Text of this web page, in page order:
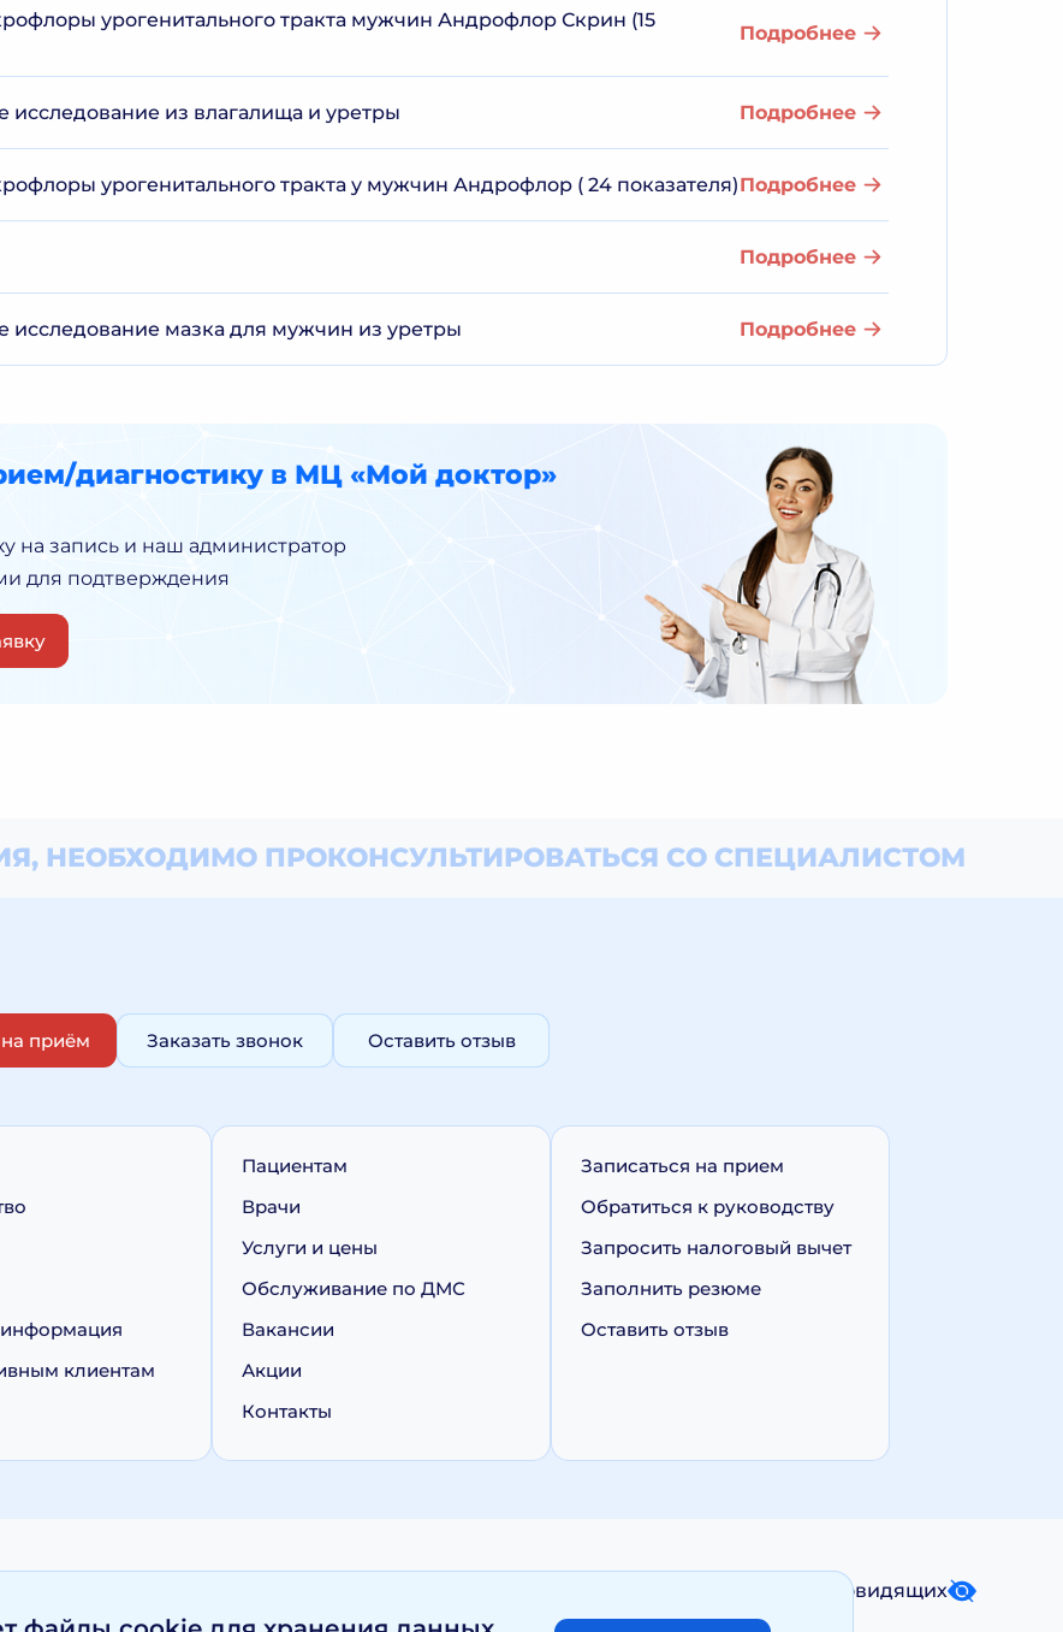
урогенитального тракта мужчин Андрофлор Скрин (15
Подробнее
исследование из влагалища и уретры Подробнее
урогенитального тракта у мужчин Андрофлор ( 24 показателя)Подробнее
Подробнее
исследование мазка для мужчин из уретры Подробнее
диагностику в МЦ «Мой доктор»
на запись и наш администратор
для подтверждения
НЕОБХОДИМОПРОКОНСУЛЬТИРОВАТЬСЯ СО СПЕЦИАЛИСТОМ
приём Заказать звонок Оставить отзыв
клиентам
Пациентам
Врачи
Услуги и цены
Обслуживание по ДМС
Вакансии
Акции
Контакты
Записаться на прием
Обратиться к руководству
Запросить налоговый вычет
Заполнить резюме
Оставить отзыв
Версия для слабовидящих